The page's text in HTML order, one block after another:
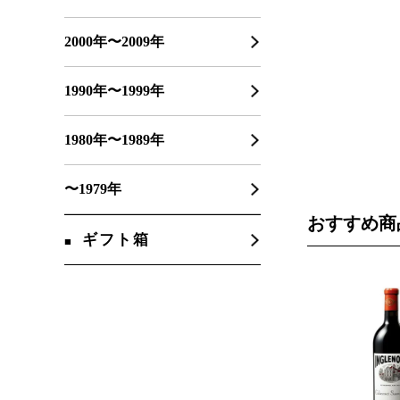
2000年〜2009年
1990年〜1999年
1980年〜1989年
〜1979年
ギフト箱
おすすめ